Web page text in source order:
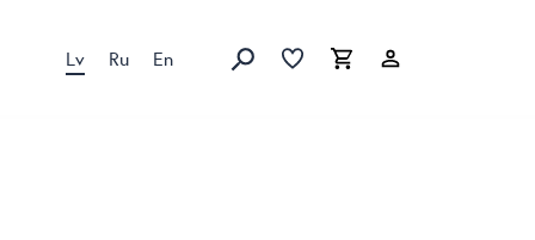
Lv Ru En Meklēt produktus
Izlase Grozs